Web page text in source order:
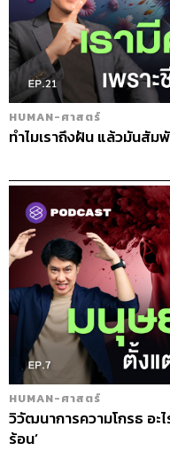
HUMAN-ศาสตร์
ทำไมเราถึงฝัน แล้วมันสั
HUMAN-ศาสตร์
วิวัฒนาการความโกรธ อะ
ร้อน’